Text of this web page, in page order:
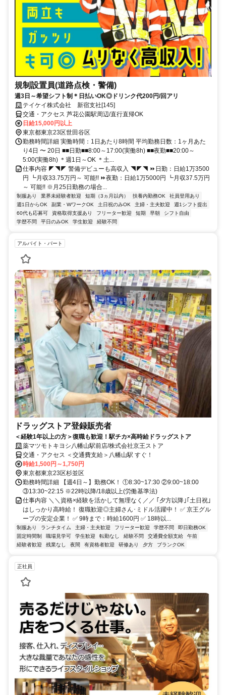
規制設置員(道路点検・警備)
週3日～希望シフト制＊日払いOK◎ドリンク代200円/回アリ
テイケイ株式会社 新宿支社[145]
交通・アクセス 芦花公園駅周辺/直行直帰OK
日給15,000円以上
東京都東京23区世田谷区
勤務時間詳細 実働時間：1日あたり8時間 平均勤務日数：1ヶ月あた
り4日 〜 20日 ■■日勤■■8:00～17:00(実働8h) ■■夜勤■■20:00～
5:00(実働8h) ＊週1日～OK ＊土...
仕事内容 ◤◥◤ 警備デビューも高収入 ◥◤◥ ⏩日勤：日給1万3500
円 ┗月収33.75万円～ 可能!! ⏩夜勤：日給1万5000円 ┗月収37.5万円
～ 可能!! ※月25日勤務の場合...
制服あり 業界未経験者歓迎 短期（3ヵ月以内） 扶養内勤務OK
社員登用あり
週1日からOK
副業・WワークOK 土日祝のみOK 主婦・主夫歓迎
週1シフト提出
60代も応募可
資格取得支援あり フリーター歓迎 短期 早朝
シフト自由
学歴不問
平日のみOK 学生歓迎 経験不問
アルバイト・パート
ドラッグストア登録販売者
＜経験1年以上の方＞復職も歓迎！駅チカ×高時給ドラッグストア
薬マツモトキヨシ八幡山駅前店/株式会社京王ストア
交通・アクセス ＜交通費支給＞八幡山駅 すぐ！
時給1,500円～1,750円
東京都東京23区杉並区
勤務時間詳細 【週4日～】勤務OK！ ①8:30~17:30 ②9:00~18:00
③13:30~22:15 ※22時以降/18歳以上(労働基準法)
仕事内容 ＼＼資格×経験を活かして無理なく／／ ｢夕方以降｣｢土日祝｣
はしっかり高時給！ 復職歓迎◎主婦さん･ミドル活躍中！ ✅ 京王グル
ープの安定企業！ ✅ 9時まで：時給1600円 ✅ 18時以...
制服あり ランチタイム 主婦・主夫歓迎 フリーター歓迎 学歴不問
即日勤務OK
固定時間制
職場見学可 学生歓迎 転勤なし 経験不問 交通費全額支給
午前
経験者歓迎
残業なし 夜間 有資格者歓迎 研修あり 夕方 ブランクOK
正社員